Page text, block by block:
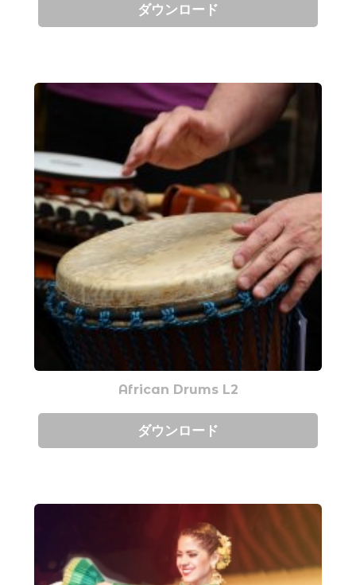
ダウンロード
African Drums L2
ダウンロード